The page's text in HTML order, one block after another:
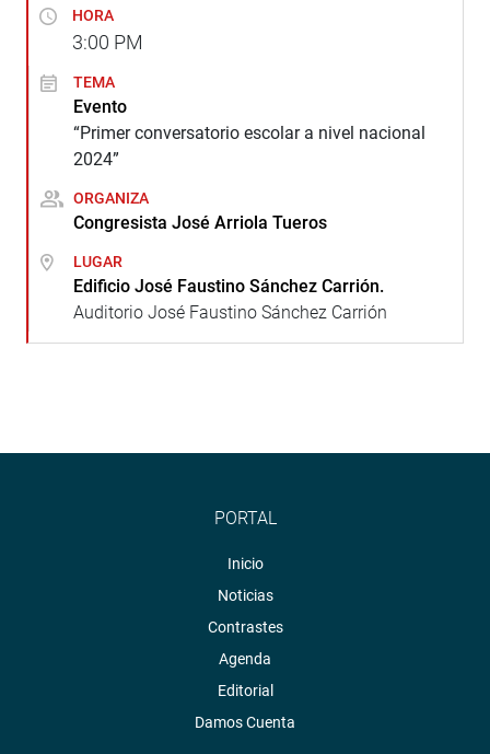
HORA
3:00 PM
TEMA
Evento
“Primer conversatorio escolar a nivel nacional
2024”
ORGANIZA
Congresista José Arriola Tueros
LUGAR
Edificio José Faustino Sánchez Carrión.
Auditorio José Faustino Sánchez Carrión
PORTAL
Inicio
Noticias
Contrastes
Agenda
Editorial
Damos Cuenta